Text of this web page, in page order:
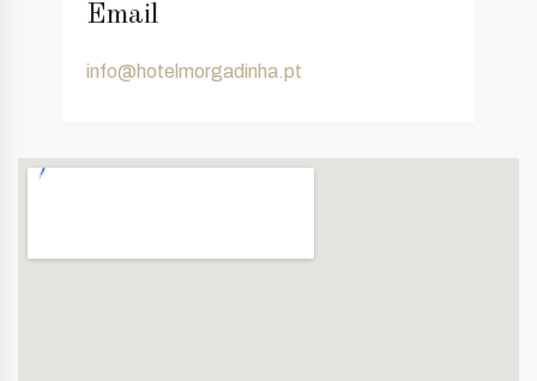
Email
info@hotelmorgadinha.pt